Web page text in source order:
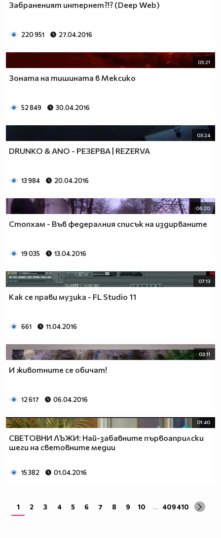
Забраненият интернет?!? (Deep Web)
220 951 27.04.2016
05:21
Зоната на тишината в Мексико
52 849 30.04.2016
03:24
DRUNKO & ANO - РЕЗЕРВА | REZERVA
13 984 20.04.2016
06:20
Стопхам - Във федералния списък на издирваните
19 035 13.04.2016
07:13
Как се прави музика - FL Studio 11
661 11.04.2016
03:11
И животните се обичат!
12 617 06.04.2016
01:40
СВЕТОВНИ ЛЪЖИ: Най-забавните първоаприлски
шеги на световните медии
15 382 01.04.2016
1 2 3 4 5 6 7 8 9 10 ... 409410